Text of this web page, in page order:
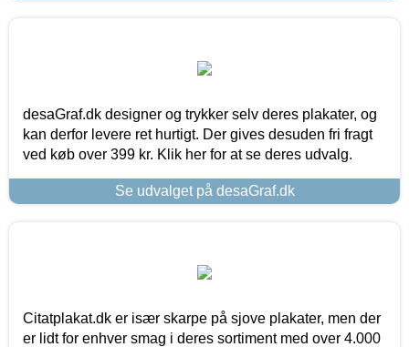
desaGraf.dk designer og trykker selv deres plakater, og
kan derfor levere ret hurtigt. Der gives desuden fri fragt
ved køb over 399 kr. Klik her for at se deres udvalg.
Se udvalget på desaGraf.dk
Citatplakat.dk er især skarpe på sjove plakater, men der
er lidt for enhver smag i deres sortiment med over 4.000